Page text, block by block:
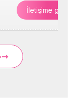
İletişime geç